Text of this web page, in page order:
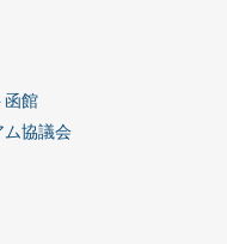
函館
ム協議会